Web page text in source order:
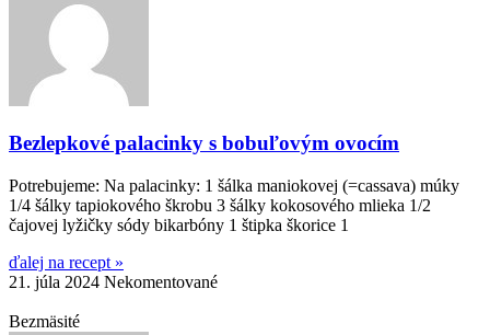
Bezlepkové palacinky s bobuľovým ovocím
Potrebujeme: Na palacinky: 1 šálka maniokovej (=cassava) múky
1/4 šálky tapiokového škrobu 3 šálky kokosového mlieka 1/2
čajovej lyžičky sódy bikarbóny 1 štipka škorice 1
ďalej na recept »
21. júla 2024 Nekomentované
Bezmäsité